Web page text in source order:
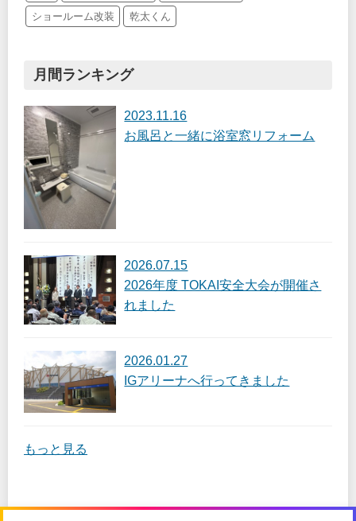
ショールーム改装 乾太くん
月間ランキング
2023.11.16
お風呂と一緒に浴室窓リフォーム
2026.07.15
2026年度 TOKAI安全大会が開催さ
れました
2026.01.27
IGアリーナへ行ってきました
もっと見る